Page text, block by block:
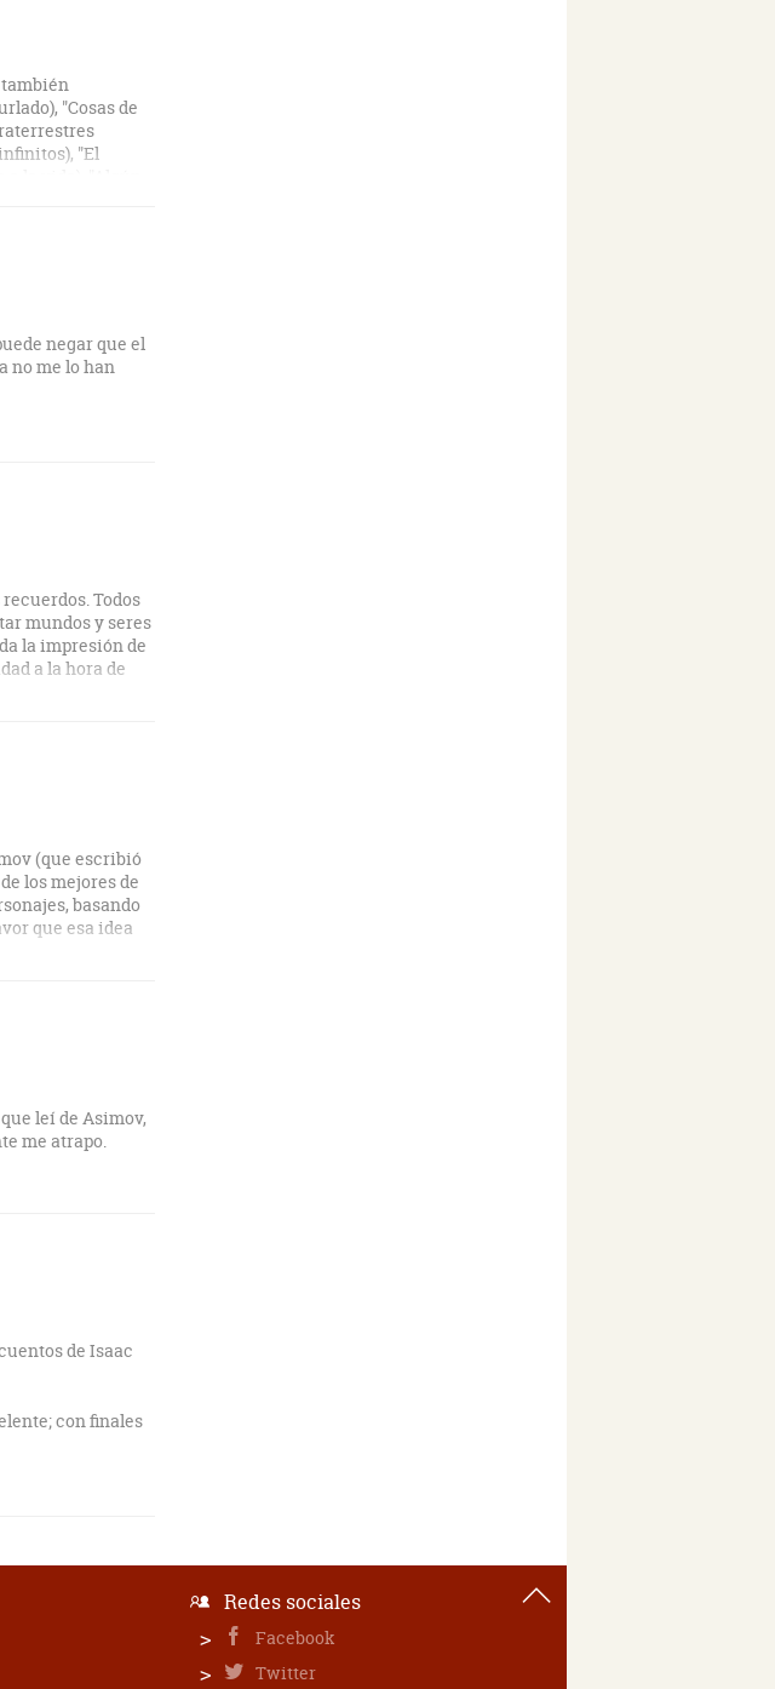
"Cosas de
"El
la vida), "Algún
a la carta), "La
(el gran
nadie excepto"
trasladan al
con la
por el espacio
negar que el
no me lo han
Todos
mundos y seres
la impresión de
a la hora de
(que escribió
los mejores de
basando
que esa idea
leí de Asimov,
me atrapo.
de Isaac
con finales
Redes sociales
Facebook
Twitter